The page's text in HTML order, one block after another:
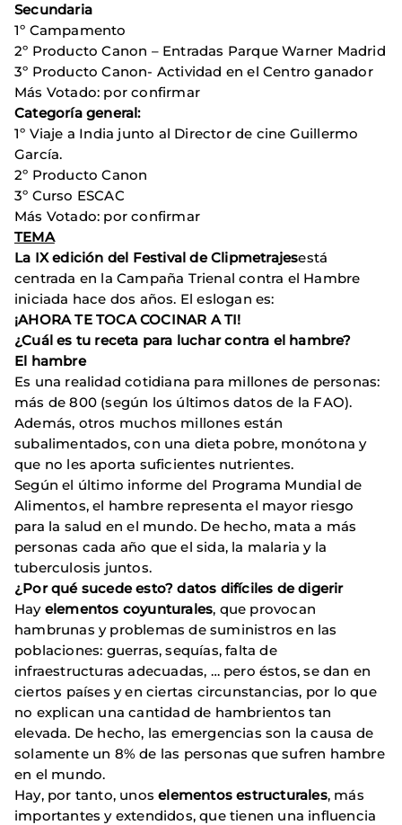
Secundaria
1º Campamento
2º Producto Canon – Entradas Parque Warner Madrid
3º Producto Canon- Actividad en el Centro ganador
Más Votado: por confirmar
Categoría general:
1º Viaje a India junto al Director de cine Guillermo
García.
2º Producto Canon
3º Curso ESCAC
Más Votado: por confirmar
TEMA
La IX edición del Festival de Clipmetrajesestá
centrada en la Campaña Trienal contra el Hambre
iniciada hace dos años. El eslogan es:
¡AHORA TE TOCA COCINAR A TI!
¿Cuál es tu receta para luchar contra el hambre?
El hambre
Es una realidad cotidiana para millones de personas:
más de 800 (según los últimos datos de la FAO).
Además, otros muchos millones están
subalimentados, con una dieta pobre, monótona y
que no les aporta suficientes nutrientes.
Según el último informe del Programa Mundial de
Alimentos, el hambre representa el mayor riesgo
para la salud en el mundo. De hecho, mata a más
personas cada año que el sida, la malaria y la
tuberculosis juntos.
¿Por qué sucede esto? datos difíciles de digerir
Hay elementos coyunturales, que provocan
hambrunas y problemas de suministros en las
poblaciones: guerras, sequías, falta de
infraestructuras adecuadas, … pero éstos, se dan en
ciertos países y en ciertas circunstancias, por lo que
no explican una cantidad de hambrientos tan
elevada. De hecho, las emergencias son la causa de
solamente un 8% de las personas que sufren hambre
en el mundo.
Hay, por tanto, unoselementos estructurales, más
importantes y extendidos, que tienen una influencia